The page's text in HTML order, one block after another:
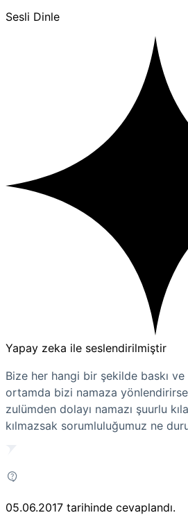
Sesli Dinle
Yapay zeka ile seslendirilmiştir
Bize her hangi bir şekilde baskı
ortamda bizi namaza
zulümden dolayı namazı şuurlu
kılmazsak sorumluluğumuz ne
05.06.2017 tarihinde cevaplandı.